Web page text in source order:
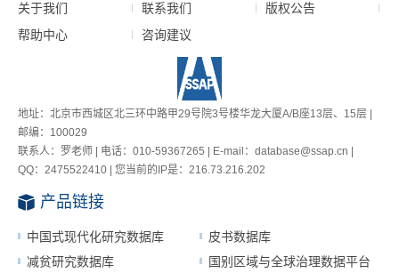
关于我们 联系我们
版权公告
帮助中心
咨询建议
地址：北京市西城区北三环中路甲29号院3号楼华龙大厦A/B座13层、15层 |
邮编：100029
联系人：罗老师 | 电话：010-59367265 | E-mail：database@ssap.cn |
QQ：2475522410 | 您当前的IP是： 216.73.216.202
产品链接
中国式现代化研究数据库
皮书数据库
减贫研究数据库
国别区域与全球治理数据平台